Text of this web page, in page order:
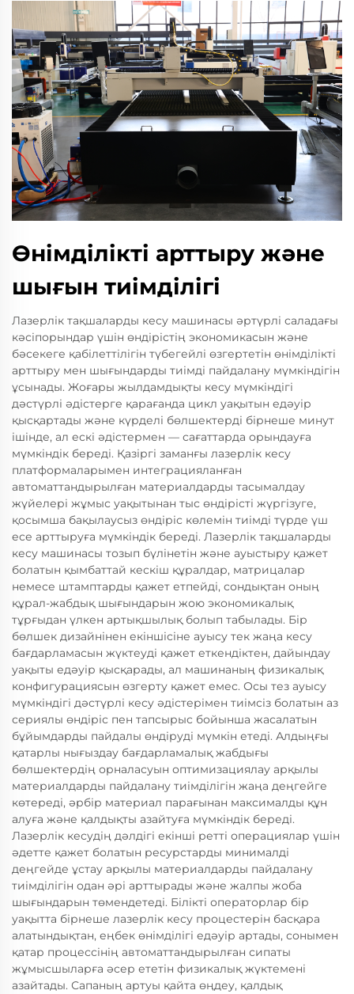
Өнімділікті арттыру және
шығын тиімділігі
Лазерлік тақшаларды кесу машинасы әртүрлі саладағы
кәсіпорындар үшін өндірістің экономикасын және
бәсекеге қабілеттілігін түбегейлі өзгертетін өнімділікті
арттыру мен шығындарды тиімді пайдалану мүмкіндігін
ұсынады. Жоғары жылдамдықты кесу мүмкіндігі
дәстүрлі әдістерге қарағанда цикл уақытын едәуір
қысқартады және күрделі бөлшектерді бірнеше минут
ішінде, ал ескі әдістермен — сағаттарда орындауға
мүмкіндік береді. Қазіргі заманғы лазерлік кесу
платформаларымен интеграцияланған
автоматтандырылған материалдарды тасымалдау
жүйелері жұмыс уақытынан тыс өндірісті жүргізуге,
қосымша бақылаусыз өндіріс көлемін тиімді түрде үш
есе арттыруға мүмкіндік береді. Лазерлік тақшаларды
кесу машинасы тозып бүлінетін және ауыстыру қажет
болатын қымбаттай кескіш құралдар, матрицалар
немесе штамптарды қажет етпейді, сондықтан оның
құрал-жабдық шығындарын жою экономикалық
тұрғыдан үлкен артықшылық болып табылады. Бір
бөлшек дизайнінен екіншісіне ауысу тек жаңа кесу
бағдарламасын жүктеуді қажет еткендіктен, дайындау
уақыты едәуір қысқарады, ал машинаның физикалық
конфигурациясын өзгерту қажет емес. Осы тез ауысу
мүмкіндігі дәстүрлі кесу әдістерімен тиімсіз болатын аз
сериялы өндіріс пен тапсырыс бойынша жасалатын
бұйымдарды пайдалы өндіруді мүмкін етеді. Алдыңғы
қатарлы нығыздау бағдарламалық жабдығы
бөлшектердің орналасуын оптимизациялау арқылы
материалдарды пайдалану тиімділігін жаңа деңгейге
көтереді, әрбір материал парағынан максималды құн
алуға және қалдықты азайтуға мүмкіндік береді.
Лазерлік кесудің дәлдігі екінші ретті операциялар үшін
әдетте қажет болатын ресурстарды минималді
деңгейде ұстау арқылы материалдарды пайдалану
тиімділігін одан әрі арттырады және жалпы жоба
шығындарын төмендетеді. Білікті операторлар бір
уақытта бірнеше лазерлік кесу процестерін басқара
алатындықтан, еңбек өнімділігі едәуір артады, сонымен
қатар процессінің автоматтандырылған сипаты
жұмысшыларға әсер ететін физикалық жүктемені
азайтады. Сапаның артуы қайта өңдеу, қалдық